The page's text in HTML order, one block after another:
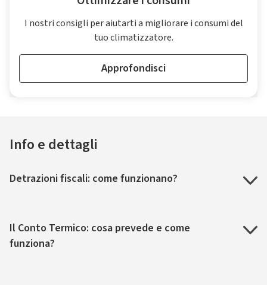
I nostri consigli per aiutarti a migliorare i consumi del
tuo climatizzatore.
Approfondisci
Info e dettagli
Detrazioni fiscali: come funzionano?
Il Conto Termico: cosa prevede e come
funziona?